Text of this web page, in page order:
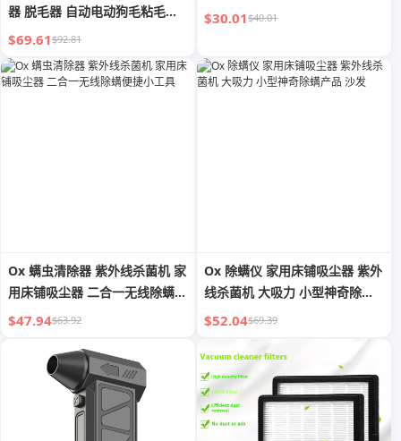
器 脱毛器 自动电动狗毛粘毛好
用小工具
$69.61$92.81
$30.01$40.01
Ox 螨虫清除器 紫外线杀菌机 家
用床铺吸尘器 二合一无线除螨便
捷小工具
$47.94$63.92
Ox 除螨仪 家用床铺吸尘器 紫外
线杀菌机 大吸力 小型神奇除螨
产品 沙发
$52.04$69.39